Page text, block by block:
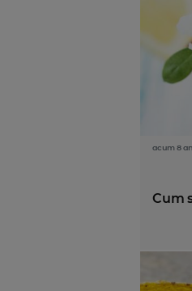
acum 8
Cum